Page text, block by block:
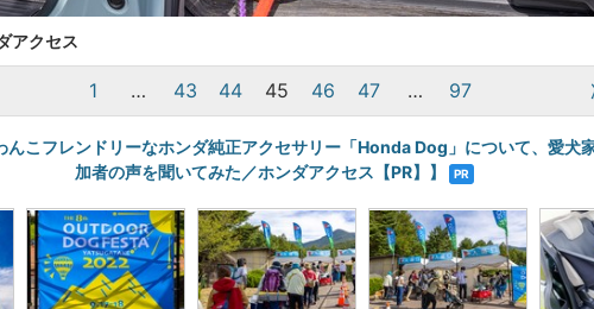
アクセス
1 … 43 44 45 46 47 … 97
んこフレンドリーなホンダ純正アクセサリー「Honda Dog」について、愛犬
加者の声を聞いてみた／ホンダアクセス【PR】】
PR